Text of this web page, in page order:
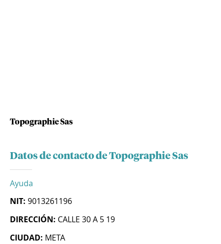
Topographie Sas
Datos de contacto de Topographie Sas
Ayuda
NIT: 9013261196
DIRECCIÓN: CALLE 30 A 5 19
CIUDAD: META